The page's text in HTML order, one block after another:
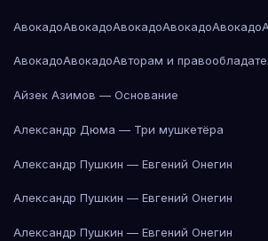
АвокадоАвокадоАвокадоАвокадоАвокадо
АвокадоАвокадоАвторам и
Айзек Азимов — Основание
Александр Дюма — Три мушкетёра
Александр Пушкин — Евгений Онегин
Александр Пушкин — Евгений Онегин
Александр Пушкин — Евгений Онегин